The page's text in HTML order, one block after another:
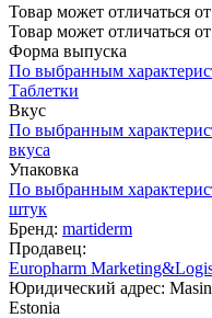
Товар может отличаться
Товар может отличаться
Форма выпуска
По выбранным
Таблетки
Вкус
По выбранным
вкуса
Упаковка
По выбранным
штук
Бренд: martiderm
Продавец:
Europharm
Юридический адрес:
Estonia